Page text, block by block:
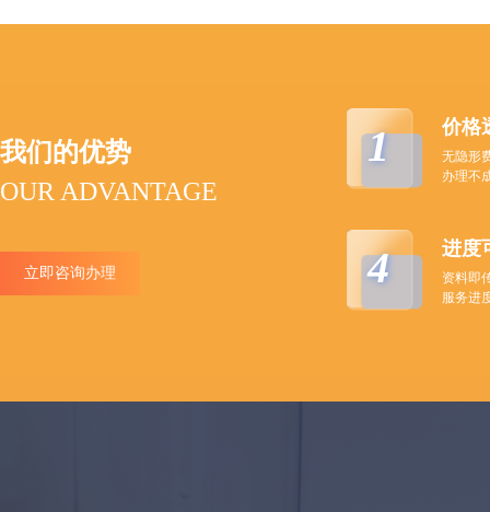
我们的优势
OUR ADVANTAGE
立即咨询办理
1 价格
无隐形
办理不
4 进度
资料即
服务进